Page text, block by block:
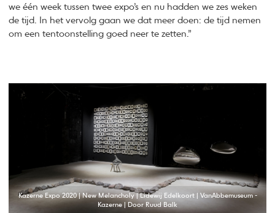
we één week tussen twee expo’s en nu hadden we zes weken
de tijd. In het vervolg gaan we dat meer doen: de tijd nemen
om een tentoonstelling goed neer te zetten.”
Kazerne Expo 2020 | New Melancholy | Lidewij Edelkoort | VanAbbemuseum -
Kazerne | Door Ruud Balk